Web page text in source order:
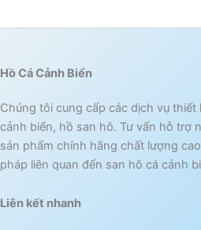
Hồ Cá Cảnh Biển
Chúng tôi cung cấp các dịch vụ
cảnh biển, hồ san hô. Tư vấn hỗ trợ
sản phẩm chính hãng chất lượng
pháp liên quan đến san hô cá cảnh
Liên kết nhanh